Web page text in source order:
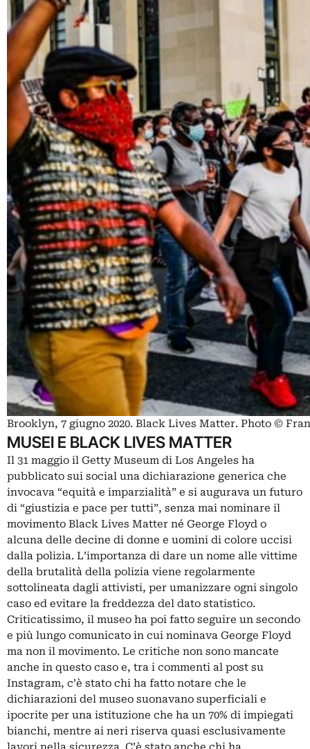
Brooklyn, 7 giugno 2020. Black Lives Matter. Photo ©
MUSEI E BLACK LIVES MATTER
Il 31 maggio il Getty Museum di Los Angeles ha
pubblicato sui social una dichiarazione generica che
invocava “equità e imparzialità” e si augurava un futuro
di “giustizia e pace per tutti”, senza mai nominare il
movimento Black Lives Matter né George Floyd o
alcuna delle decine di donne e uomini di colore uccisi
dalla polizia. L’importanza di dare un nome alle vittime
della brutalità della polizia viene regolarmente
sottolineata dagli attivisti, per umanizzare ogni singolo
caso ed evitare la freddezza del dato statistico.
Criticatissimo, il museo ha poi fatto seguire un secondo
e più lungo comunicato in cui nominava George Floyd
ma non il movimento. Le critiche non sono mancate
anche in questo caso e, tra i commenti al post su
Instagram, c’è stato chi ha fatto notare che le
dichiarazioni del museo suonavano superficiali e
ipocrite per una istituzione che ha un 70% di impiegati
bianchi, mentre ai neri riserva quasi esclusivamente